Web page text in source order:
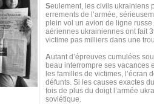
Seulement, les civils ukrainiens
errements de l’armée,
plein vol un avion de ligne
aériennes ukrainiennes ont fait
victime pas milliers dans une
Autant d’épreuves cumulées
beau interrompre ses vacances
les familles de victimes, l’écran
défunts. Si les causes exactes
fois de plus du doigt l’armée
soviétique.